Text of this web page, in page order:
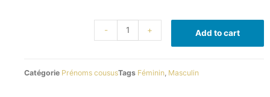
- + Add to cart
Catégorie Prénoms coususTags Féminin Masculin